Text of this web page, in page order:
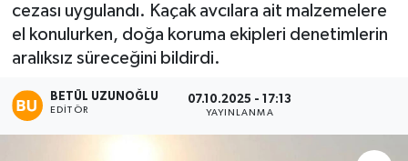
cezası uygulandı. Kaçak avcılara ait malzemelere
el konulurken, doğa koruma ekipleri denetimlerin
aralıksız süreceğini bildirdi.
BETÜL UZUNOĞLU
EDITÖR
07.10.2025 - 17:13
YAYINLANMA
Kültür - Sanat
Yaşam
Haber Arşivi